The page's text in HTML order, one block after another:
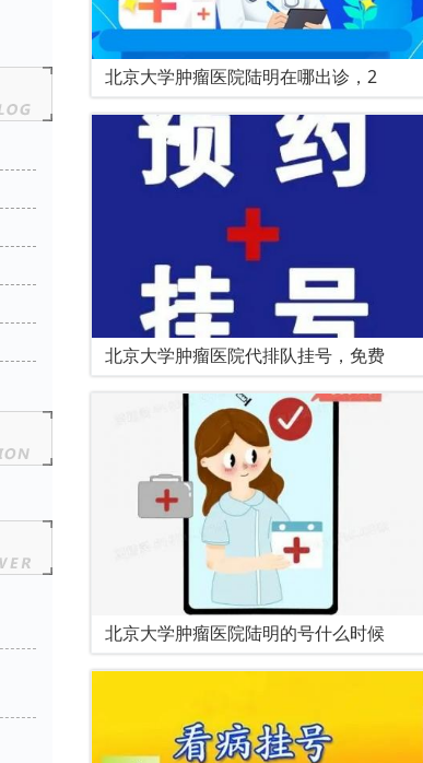
北京大学肿瘤医院陆明在哪出诊，2
北京大学肿瘤医院代排队挂号，免费
北京大学肿瘤医院陆明的号什么时候